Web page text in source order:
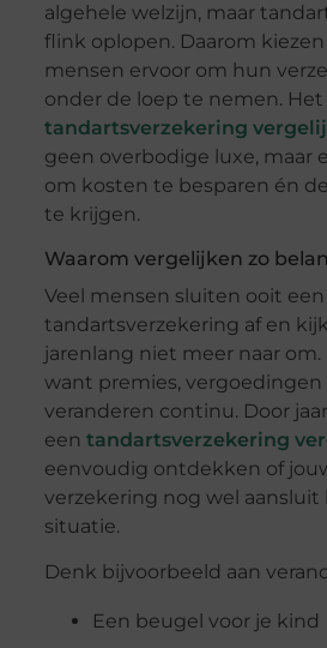
algehele welzijn, maar
flink oplopen. Daarom
mensen ervoor om hun
onder de loep te nemen.
tandartsverzekering
geen overbodige luxe, maar
om kosten te besparen én
te krijgen.
Waarom vergelijken zo
Veel mensen sluiten ooit een
tandartsverzekering af en
jarenlang niet meer naar om.
want premies, vergoedingen
veranderen continu. Door
een tandartsverzekering
eenvoudig ontdekken of
verzekering nog wel aansluit
situatie.
Denk bijvoorbeeld aan
Een beugel voor je kind